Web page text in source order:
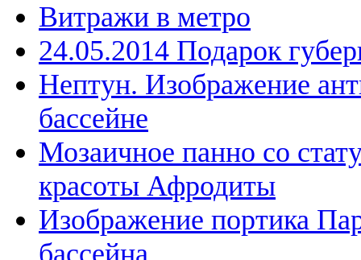
Витражи в метро
24.05.2014 Подарок
Нептун. Изображение
бассейне
Мозаичное панно со
красоты Афродиты
Изображение портика
бассейна